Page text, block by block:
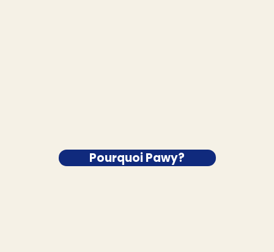
Pourquoi Pawy?